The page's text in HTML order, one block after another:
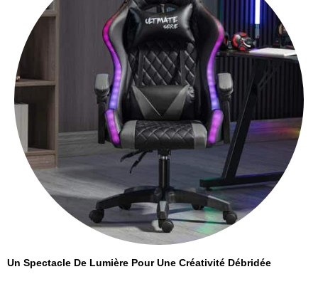
Un Spectacle De Lumière Pour Une Créativité Débridée